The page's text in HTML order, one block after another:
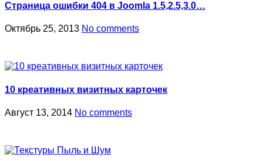
Страница ошибки 404 в Joomla 1.5,2.5,3.0…
Октябрь 25, 2013 No comments
10 креативных визитных карточек
Август 13, 2014 No comments